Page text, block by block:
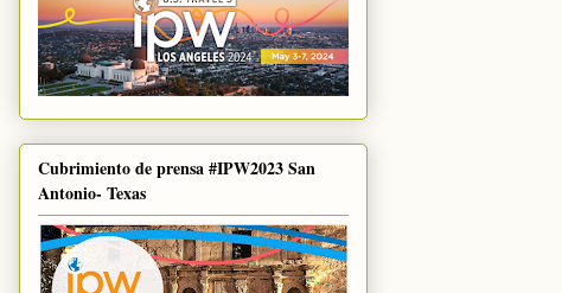
Cubrimiento de prensa #IPW2023 San
Antonio- Texas